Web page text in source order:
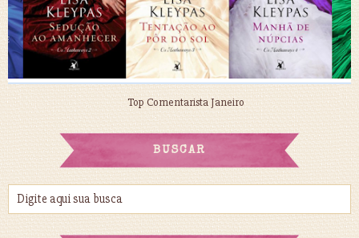
Top Comentarista Janeiro
BUSCAR